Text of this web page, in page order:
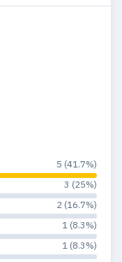
5 (41.7%)
3 (25%)
2 (16.7%)
1 (8.3%)
1 (8.3%)